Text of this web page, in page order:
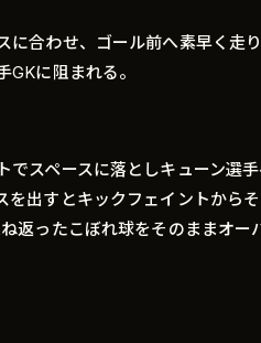
に合わせ、ゴール前へ素早く走
に阻まれる。
スペースに落としキューン選
出すとキックフェイントから
返ったこぼれ球をそのままオー